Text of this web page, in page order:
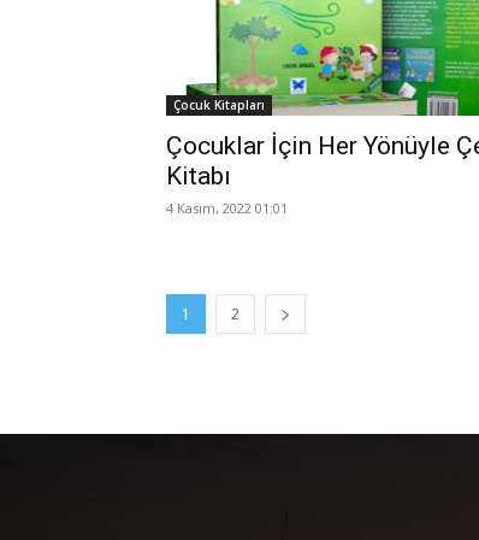
Çocuk Kitapları
Çocuklar İçin Her Yönüyle
Kitabı
4 Kasım, 2022 01:01
1 2